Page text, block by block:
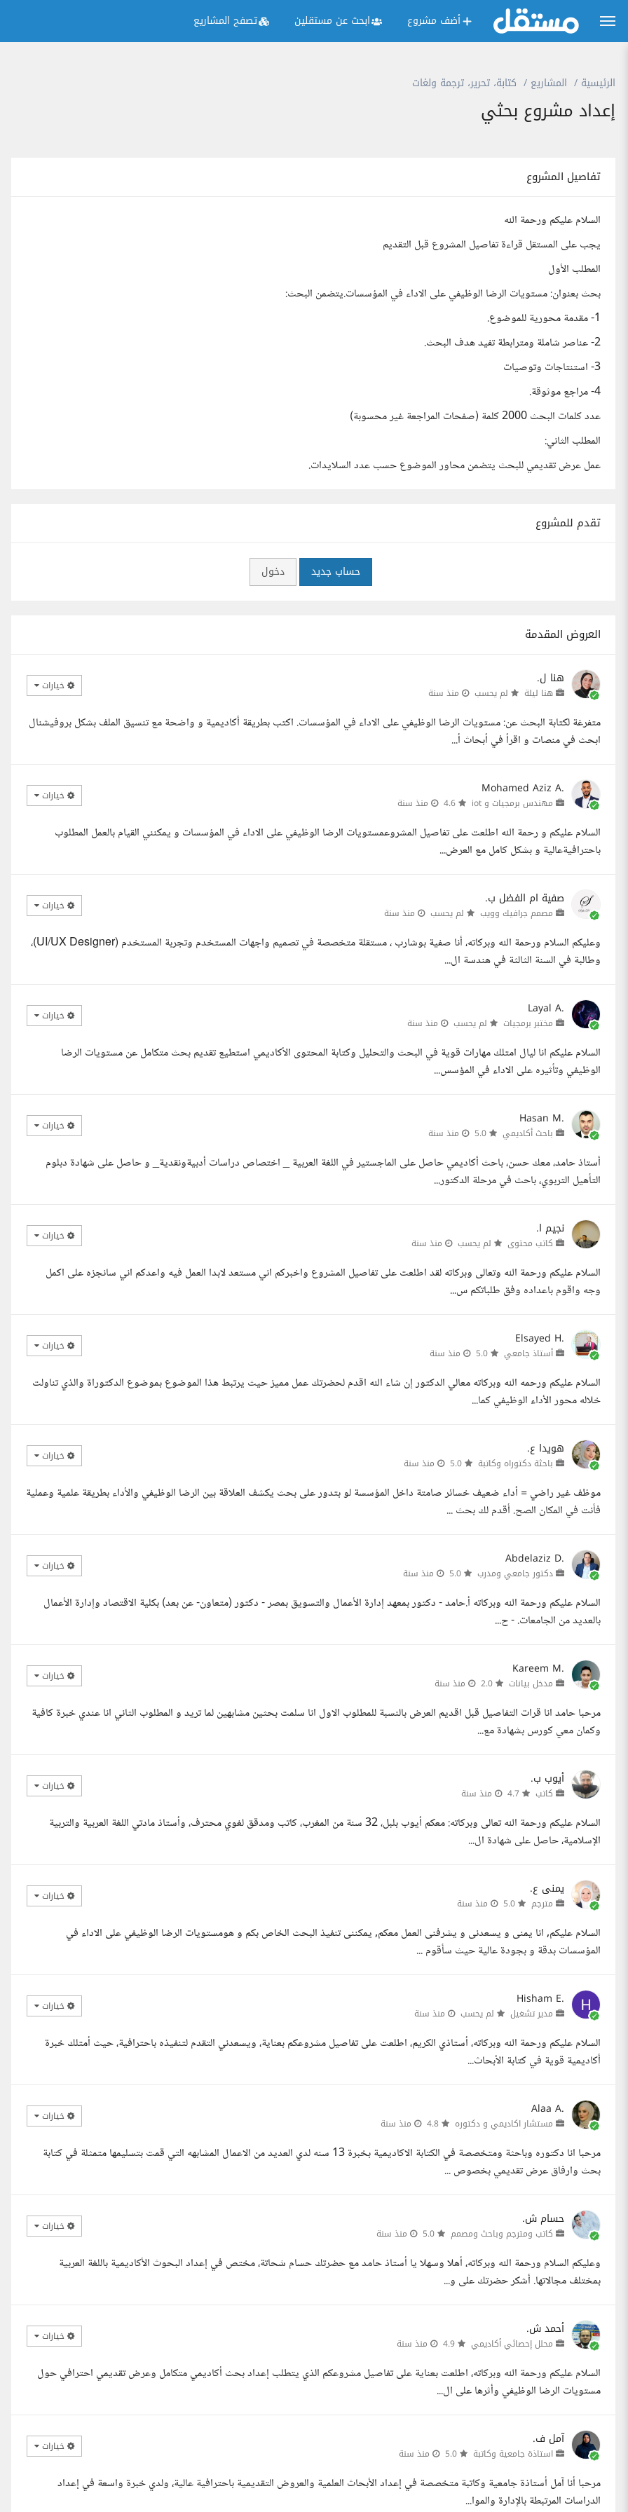
أضف مشروع ابحث عن مستقلين تصفح المشاريع
الرئيسية المشاريع كتابة، تحرير، ترجمة ولغات
إعداد مشروع بحثي
تفاصيل المشروع
السلام عليكم ورحمة الله
يجب على المستقل قراءة تفاصيل المشروع قبل التقديم
المطلب الأول
بحث بعنوان: مستويات الرضا الوظيفي على الاداء في المؤسسات.يتضمن البحث:
1- مقدمة محورية للموضوع.
2- عناصر شاملة ومترابطة تفيد هدف البحث.
3- استنتاجات وتوصيات
4- مراجع موثوقة.
عدد كلمات البحث 2000 كلمة (صفحات المراجعة غير محسوبة)
المطلب الثاني:
عمل عرض تقديمي للبحث يتضمن محاور الموضوع حسب عدد السلايدات.
تقدم للمشروع
حساب جديد دخول
العروض المقدمة
هنا ل.
هنا ليلة لم يحسب منذ سنة خيارات
متفرغة لكتابة البحث عن: مستويات الرضا الوظيفي على الاداء في المؤسسات. اكتب بطريقة أكاديمية و واضحة مع تنسيق الملف بشكل بروفيشنال
ابحث في منصات و اقرأ في أبحاث أ...
Mohamed Aziz A.
مهندس برمجيات و iot منذ سنة خيارات
السلام عليكم و رحمة الله اطلعت على تفاصيل المشروعمستويات الرضا الوظيفي على الاداء في المؤسسات و يمكنني القيام بالعمل المطلوب
باحترافيةعالية و بشكل كامل مع العرض...
صفية ام الفضل ب.
مصمم جرافيك وويب لم يحسب منذ سنة خيارات
وعليكم السلام ورحمة الله وبركاته، أنا صفية بوشارب ، مستقلة متخصصة في تصميم واجهات المستخدم وتجربة المستخدم (UI/UX Designer)،
وطالبة في السنة الثالثة في هندسة ال...
Layal A.
مختبر برمجيات لم يحسب منذ سنة خيارات
السلام عليكم انا ليال امتلك مهارات قوية في البحث والتحليل وكتابة المحتوى الأكاديمي استطيع تقديم بحث متكامل عن مستويات الرضا
الوظيفي وتأثيره على الاداء في المؤسس...
Hasan M.
باحث أكاديمي منذ سنة خيارات
أستاذ حامد، معك حسن، باحث أكاديمي حاصل على الماجستير في اللغة العربية _ اختصاص دراسات أدبيةونقدية_ و حاصل على شهادة دبلوم
التأهيل التربوي، باحث في مرحلة الدكتور...
نجيم ا.
كاتب محتوى لم يحسب منذ سنة خيارات
السلام عليكم ورحمة الله وتعالى وبركاته لقد اطلعت على تفاصيل المشروع واخبركم اني مستعد لابدا العمل فيه واعدكم اني سانجزه على اكمل
وجه واقوم باعداده وفق طلباتكم س...
Elsayed H.
أستاذ جامعي منذ سنة خيارات
السلام عليكم ورحمه الله وبركاته معالي الدكتور إن شاء الله اقدم لحضرتك عمل مميز حيث يرتبط هذا الموضوع بموضوع الدكتوراة والذي تناولت
خلاله محور الأداء الوظيفي كما...
هويدا ع.
باحثة دكتوراه وكاتبة منذ سنة خيارات
موظف غير راضي = أداء ضعيف خسائر صامتة داخل المؤسسة لو بتدور على بحث يكشف العلاقة بين الرضا الوظيفي والأداء بطريقة علمية وعملية
فأنت في المكان الصح. أقدم لك بحث ...
Abdelaziz D.
دكتور جامعي ومدرب منذ سنة خيارات
السلام عليكم ورحمة الله وبركاته أ.حامد - دكتور بمعهد إدارة الأعمال والتسويق بمصر - دكتور (متعاون- عن بعد) بكلية الاقتصاد وإدارة الأعمال
بالعديد من الجامعات. - ح...
Kareem M.
مدخل بيانات منذ سنة خيارات
مرحبا حامد انا قرات التفاصيل قبل اقديم العرض بالنسبة للمطلوب الاول انا سلمت بحثين مشابهين لما تريد و المطلوب الثاني انا عندي خبرة كافية
وكمان معي كورس بشهادة مع...
أيوب ب.
كاتب منذ سنة خيارات
السلام عليكم ورحمة الله تعالى وبركاته: معكم أيوب بلبل، 32 سنة من المغرب، كاتب ومدقق لغوي محترف، وأستاذ مادتي اللغة العربية والتربية
الإسلامية، حاصل على شهادة ال...
يمنى ع.
مترجم منذ سنة خيارات
السلام عليكم, انا يمنى و يسعدنى و يشرفنى العمل معكم, يمكننى تنفيذ البحث الخاص بكم و هومستويات الرضا الوظيفي على الاداء في
المؤسسات بدقة و بجودة عالية حيث سأقوم ...
Hisham E.
مدير تشغيل لم يحسب منذ سنة خيارات
السلام عليكم ورحمة الله وبركاته، أستاذي الكريم، اطلعت على تفاصيل مشروعكم بعناية، ويسعدني التقدم لتنفيذه باحترافية، حيث أمتلك خبرة
أكاديمية قوية في كتابة الأبحاث...
Alaa A.
مستشار اكاديمي و دكتوره منذ سنة خيارات
مرحبا انا دكتوره وباحثة ومتخصصة في الكتابة الاكاديمية بخبرة 13 سنه لدي العديد من الاعمال المشابهه التي قمت بتسليمها متمثلة في كتابة
بحث وارفاق عرض تقديمي بخصوص ...
حسام ش.
كاتب ومترجم وباحث ومصمم منذ سنة خيارات
وعليكم السلام ورحمة الله وبركاته، أهلا وسهلا يا أستاذ حامد مع حضرتك حسام شحاتة، مختص في إعداد البحوث الأكاديمية باللغة العربية
بمختلف مجالاتها. أشكر حضرتك على و...
أحمد ش.
محلل إحصائي أكاديمي منذ سنة خيارات
السلام عليكم ورحمة الله وبركاته، اطلعت بعناية على تفاصيل مشروعكم الذي يتطلب إعداد بحث أكاديمي متكامل وعرض تقديمي احترافي حول
مستويات الرضا الوظيفي وأثرها على ال...
آمل ف.
استاذة جامعية وكاتبة منذ سنة خيارات
مرحبا أنا آمل أستاذة جامعية وكاتبة متخصصة في إعداد الأبحاث العلمية والعروض التقديمية باحترافية عالية، ولدي خبرة واسعة في إعداد
الدراسات المرتبطة بالإدارة والموا...